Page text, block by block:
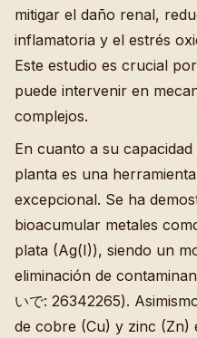
mitigar el daño renal,
inflamatoria y el estrés
Este estudio es crucial
puede intervenir en
complejos.
En cuanto a su
planta es una
excepcional. Se ha
bioacumular metales
plata (Ag(I)), siendo un
eliminación de
いで: 26342265).
de cobre (Cu) y zinc (Zn)